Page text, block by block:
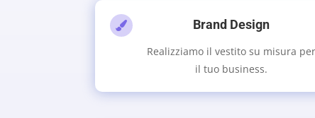
 Brand Design
Realizziamo il vestito su misura per
il tuo business.